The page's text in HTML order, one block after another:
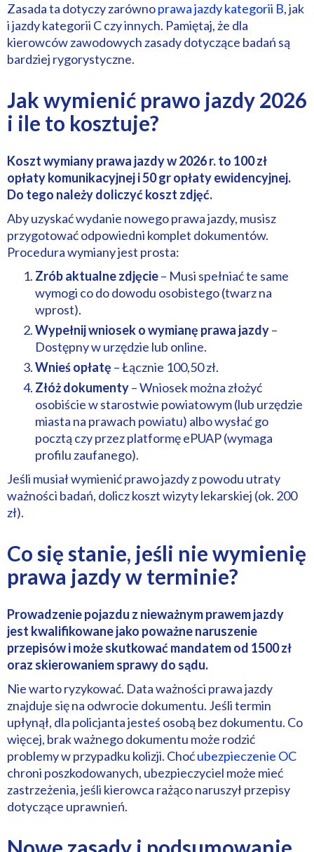
Zasada ta dotyczy zarównoprawa jazdy kategorii B, jak
i jazdy kategorii C czy innych. Pamiętaj, że dla
kierowców zawodowych zasady dotyczące badań są
bardziej rygorystyczne.
Jak wymienić prawo jazdy 2026
i ile to kosztuje?
Koszt wymiany prawa jazdy w 2026 r. to 100 zł
opłaty komunikacyjnej i 50 gr opłaty ewidencyjnej.
Do tego należy doliczyć koszt zdjęć.
Aby uzyskać wydanie nowego prawa jazdy, musisz
przygotować odpowiedni komplet dokumentów.
Procedura wymiany jest prosta:
Zrób aktualne zdjęcie– Musi spełniać te same
wymogi co do dowodu osobistego (twarz na
wprost).
Wypełnij wniosek o wymianę prawa jazdy–
Dostępny w urzędzie lub online.
Wnieś opłatę – Łącznie 100,50 zł.
Złóż dokumenty– Wniosek można złożyć
osobiście w starostwie powiatowym (lub urzędzie
miasta na prawach powiatu) albo wysłać go
pocztą czy przez platformę ePUAP (wymaga
profilu zaufanego).
Jeśli musiał wymienić prawo jazdy z powodu utraty
ważności badań, dolicz koszt wizyty lekarskiej (ok. 200
zł).
Co się stanie, jeśli nie wymienię
prawa jazdy w terminie?
Prowadzenie pojazdu z nieważnym prawem jazdy
jest kwalifikowane jako poważne naruszenie
przepisów i może skutkować mandatem od 1500 zł
oraz skierowaniem sprawy do sądu.
Nie warto ryzykować. Data ważności prawa jazdy
znajduje się na odwrocie dokumentu. Jeśli termin
upłynął, dla policjanta jesteś osobą bez dokumentu. Co
więcej, brak ważnego dokumentu może rodzić
problemy w przypadku kolizji. Choćubezpieczenie OC
chroni poszkodowanych, ubezpieczyciel może mieć
zastrzeżenia, jeśli kierowca rażąco naruszył przepisy
dotyczące uprawnień.